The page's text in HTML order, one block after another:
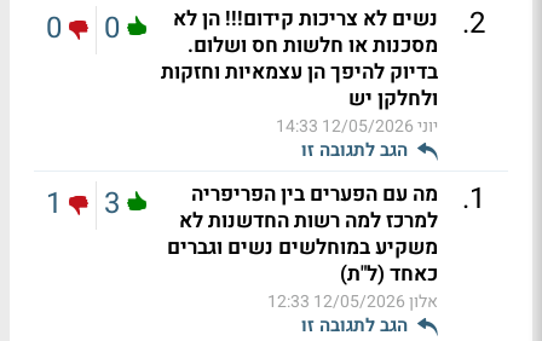
2
.
נשים לא צריכות קידום!!! הן לא
מסכנות או חלשות חס ושלום.
בדיוק להיפך הן עצמאיות וחזקות
ולחלקן יש
יוני12/05/2026 14:33
הגב לתגובה זו
0
0
1
.
מה עם הפערים בין הפריפריה
למרכז למה רשות החדשנות לא
משקיע במוחלשים נשים וגברים
כאחד (ל"ת)
אלון12/05/2026 12:33
הגב לתגובה זו
3
1